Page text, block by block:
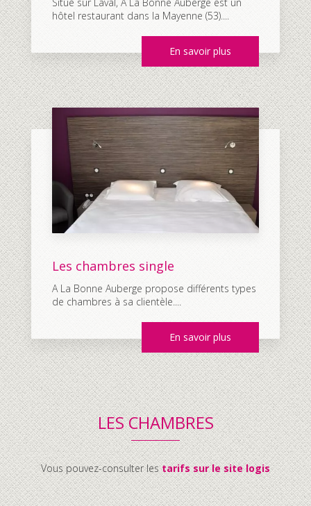
hôtel restaurant dans la Mayenne (53)....
En savoir plus
Les chambres single
A La Bonne Auberge propose différents types
de chambres à sa clientèle....
En savoir plus
LES CHAMBRES
Vous pouvez-consulter lestarifs sur le site logis